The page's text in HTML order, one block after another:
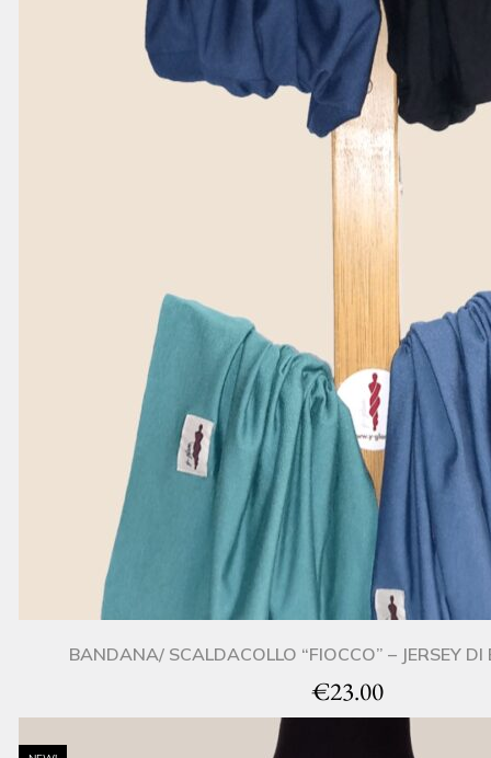
BANDANA/ SCALDACOLLO “FIOCCO” – JERSEY DI
€23.00